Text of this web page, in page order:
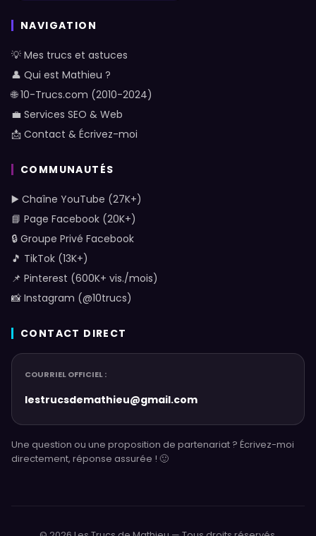
NAVIGATION
💡 Mes trucs et astuces
👤 Qui est Mathieu ?
🌐 10-Trucs.com (2010-2024)
💼 Services SEO & Web
📩 Contact & Écrivez-moi
COMMUNAUTÉS
▶️ Chaîne YouTube (27K+)
📘 Page Facebook (20K+)
🔒 Groupe Privé Facebook
🎵 TikTok (13K+)
📌 Pinterest (600K+ vis./mois)
📸 Instagram (@10trucs)
CONTACT DIRECT
COURRIEL OFFICIEL :
lestrucsdemathieu@gmail.com
Une question ou une proposition de partenariat ? Écrivez-moi
directement, réponse assurée ! 🙂